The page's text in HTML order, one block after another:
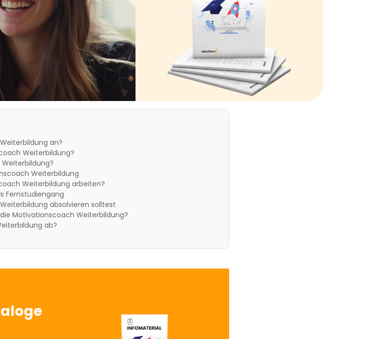
an?
Weiterbildung?
Weiterbildung
Weiterbildung arbeiten?
Fernstudiengang
absolvieren solltest
Motivationscoach Weiterbildung?
ab?